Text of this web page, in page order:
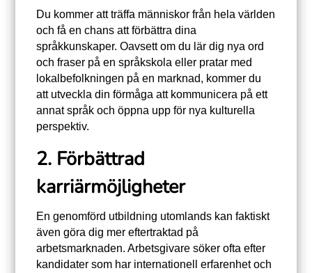
Du kommer att träffa människor från hela världen
och få en chans att förbättra dina
språkkunskaper. Oavsett om du lär dig nya ord
och fraser på en språkskola eller pratar med
lokalbefolkningen på en marknad, kommer du
att utveckla din förmåga att kommunicera på ett
annat språk och öppna upp för nya kulturella
perspektiv.
2. Förbättrad
karriärmöjligheter
En genomförd utbildning utomlands kan faktiskt
även göra dig mer eftertraktad på
arbetsmarknaden. Arbetsgivare söker ofta efter
kandidater som har internationell erfarenhet och